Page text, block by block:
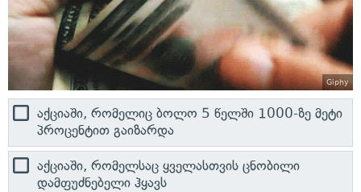
Giphy
აქციაში, რომელიც ბოლო 5 წელში 1000-ზე მეტი
პროცენტით გაიზარდა
აქციაში, რომელსაც ყველასთვის ცნობილი
დამფუძნებელი ჰყავს